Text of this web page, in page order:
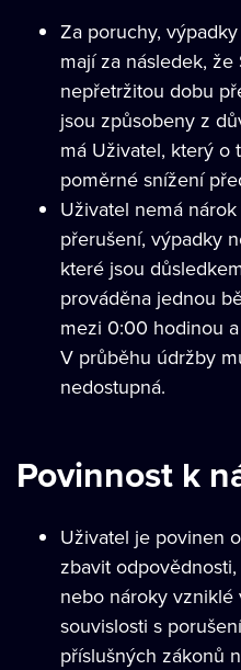
Za poruchy,
mají za následek,
nepřetržitou dobu
jsou způsobeny z
má Uživatel, který o
poměrné snížení
Uživatel nemá
přerušení, výpadky
které jsou
prováděna jednou
mezi 0:00 hodinou
V průběhu údržby
nedostupná.
Povinnost k
Uživatel je povinen
zbavit
nebo nároky
souvislosti s
příslušných zákonů